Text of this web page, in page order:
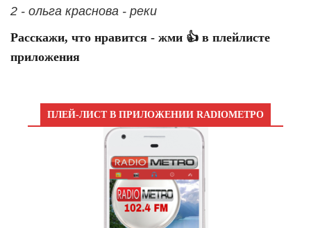
2 - ольга краснова - реки
Расскажи, что нравится - жми 👍 в плейлисте
приложения
ПЛЕЙ-ЛИСТ В ПРИЛОЖЕНИИ RADIOМЕТРО